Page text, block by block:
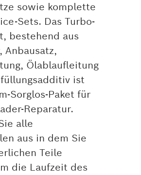
sowie komplette
Sets. Das Turbo-
bestehend aus
Anbausatz,
Ölablaufleitung
ist
Sorglos-Paket für
Reparatur.
alle
aus in dem Sie
Teile
die Laufzeit des